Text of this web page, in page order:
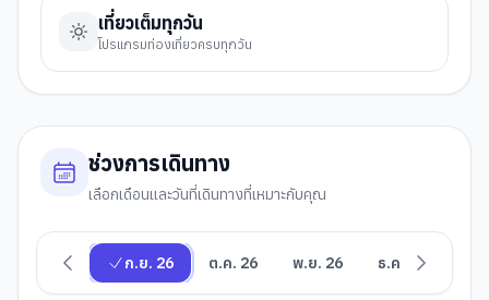
เที่ยวเต็มทุกวัน
โปรแกรมท่องเที่ยวครบทุกวัน
ช่วงการเดินทาง
เลือกเดือนและวันที่เดินทางที่เหมาะกับคุณ
ก.ย. 26 ต.ค. 26 พ.ย. 26 ธ.ค. 26